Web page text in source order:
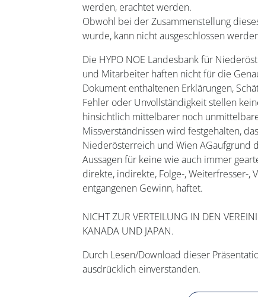
werden, erachtet werden.
Obwohl bei der Zusammenstellung
wurde, kann nicht ausgeschlossen
Die HYPO NOE Landesbank für
und Mitarbeiter haften nicht für die
Dokument enthaltenen Erklärungen,
Fehler oder Unvollständigkeit stellen
hinsichtlich mittelbarer noch
Missverständnissen wird festgehalten,
Niederösterreich und Wien AGaufgrund
Aussagen für keine wie auch immer
direkte, indirekte, Folge-, Weiterfresser-,
entgangenen Gewinn, haftet.
NICHT ZUR VERTEILUNG IN DEN
KANADA UND JAPAN.
Durch Lesen/Download dieser
ausdrücklich einverstanden.